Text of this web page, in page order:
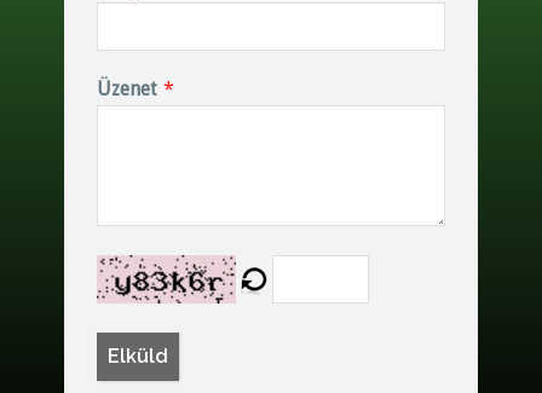
Üzenet *
Elküld